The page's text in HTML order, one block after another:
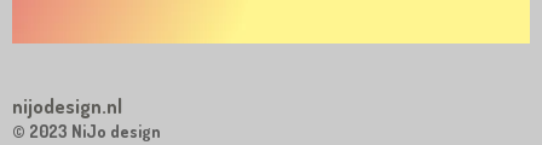
nijodesign.nl
© 2023 NiJo design